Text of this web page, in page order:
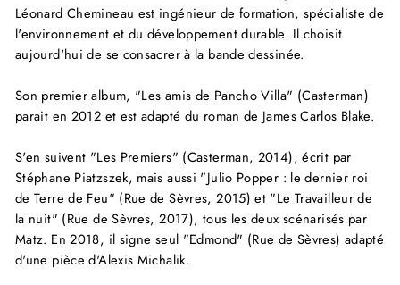
Léonard Chemineau est ingénieur de formation, spécialiste de
l'environnement et du développement durable. Il choisit
aujourd'hui de se consacrer à la bande dessinée.
Son premier album, "Les amis de Pancho Villa" (Casterman)
parait en 2012 et est adapté du roman de James Carlos Blake.
S'en suivent "Les Premiers" (Casterman, 2014), écrit par
Stéphane Piatzszek, mais aussi "Julio Popper : le dernier roi
de Terre de Feu" (Rue de Sèvres, 2015) et "Le Travailleur de
la nuit" (Rue de Sèvres, 2017), tous les deux scénarisés par
Matz. En 2018, il signe seul "Edmond" (Rue de Sèvres) adapté
d'une pièce d'Alexis Michalik.